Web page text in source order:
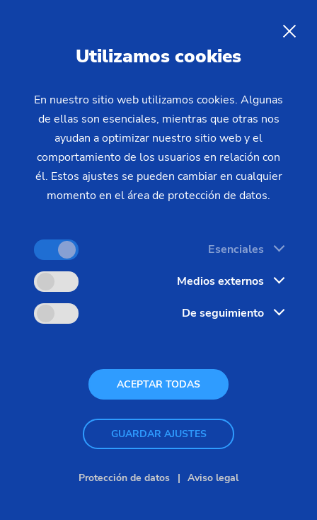
Productos y servicios
Máquinas
Máquinas de ensamblaje
SFC 600
Máquinas de ensamblaje
Utilizamos cookies
En nuestro sitio web utilizamos cookies. Algunas
de ellas son esenciales, mientras que otras nos
ayudan a optimizar nuestro sitio web y el
comportamiento de los usuarios en relación con
él. Estos ajustes se pueden cambiar en cualquier
momento en el área de protección de datos.
Esenciales
Medios externos
De seguimiento
ACEPTAR TODAS
GUARDAR AJUSTES
Protección de datos Aviso legal